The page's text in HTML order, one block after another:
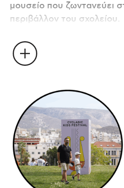
μουσείο που ζωντανεύει
περιβάλλον του σχολείου.